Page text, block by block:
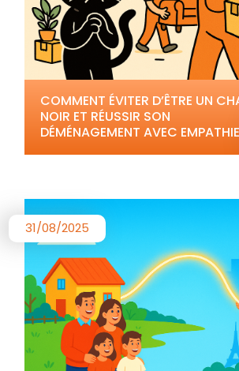
COMMENT ÉVITER D’ÊTRE UN
NOIR ET RÉUSSIR SON
DÉMÉNAGEMENT AVEC EMPATHIE
31/08/2025